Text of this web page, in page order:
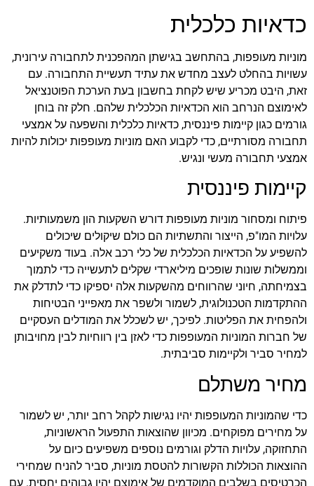
כדאיות כלכלית
מוניות מעופפות, בהתחשב בגישתן המהפכנית לתחבורה עירונית,
עשויות בהחלט לעצב מחדש את עתיד תעשיית התחבורה. עם
זאת, היבט מכריע שיש לקחת בחשבון בעת הערכת הפוטנציאל
לאימוצם הנרחב הוא הכדאיות הכלכלית שלהם. חלק זה בוחן
גורמים כגון קיימות פיננסית, כדאיות כלכלית והשפעה על אמצעי
תחבורה מסורתיים, כדי לקבוע האם מוניות מעופפות יכולות להיות
אמצעי תחבורה מעשי ונגיש.
קיימות פיננסית
פיתוח ומסחור מוניות מעופפות דורש השקעות הון משמעותיות.
עלויות המו"פ, הייצור והתשתיות הם כולם שיקולים שיכולים
להשפיע על הכדאיות הכלכלית של כלי רכב אלה. בעוד משקיעים
וממשלות שונות שופכים מיליארדי שקלים לתעשייה כדי לתמוך
בצמיחתה, חיוני שהרווחים מהשקעות אלה יספיקו כדי לתדלק את
ההתקדמות הטכנולוגית, לשמור ולשפר את מאפייני הבטיחות
ולהפחית את הפליטות. לפיכך, יש לשכלל את המודלים העסקיים
של חברות המוניות המעופפות כדי לאזן בין רווחיות לבין מחויבותן
למחיר סביר ולקיימות סביבתית.
מחיר משתלם
כדי שהמוניות המעופפות יהיו נגישות לקהל רחב יותר, יש לשמור
על מחירים מפוקחים. מכיוון שהוצאות התפעול הראשוניות,
התחזוקה, עלויות הדלק וגורמים נוספים משפיעים כיום על
ההוצאות הכוללות הקשורות להטסת מוניות, סביר להניח שמחירי
הכרטיסים בשלבים המוקדמים של אימוצם יהיו גבוהים יחסית. עם